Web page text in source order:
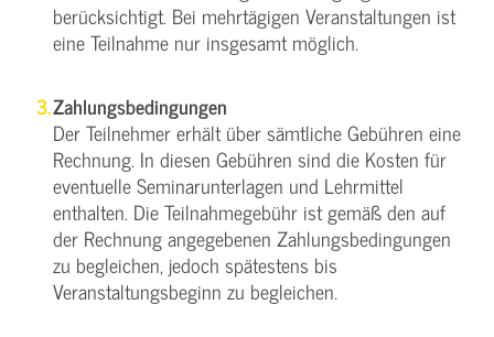
berücksichtigt. Bei mehrtägigen Veranstaltungen ist
eine Teilnahme nur insgesamt möglich.
Zahlungsbedingungen
Der Teilnehmer erhält über sämtliche Gebühren eine
Rechnung. In diesen Gebühren sind die Kosten für
eventuelle Seminarunterlagen und Lehrmittel
enthalten. Die Teilnahmegebühr ist gemäß den auf
der Rechnung angegebenen Zahlungsbedingungen
zu begleichen, jedoch spätestens bis
Veranstaltungsbeginn zu begleichen.